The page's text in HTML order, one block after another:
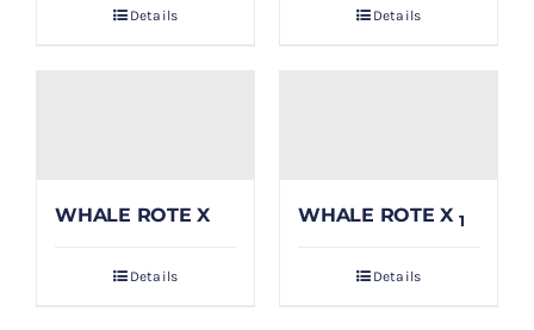
Details Details
WHALE ROTE X
Details
WHALE ROTE X 1
Details